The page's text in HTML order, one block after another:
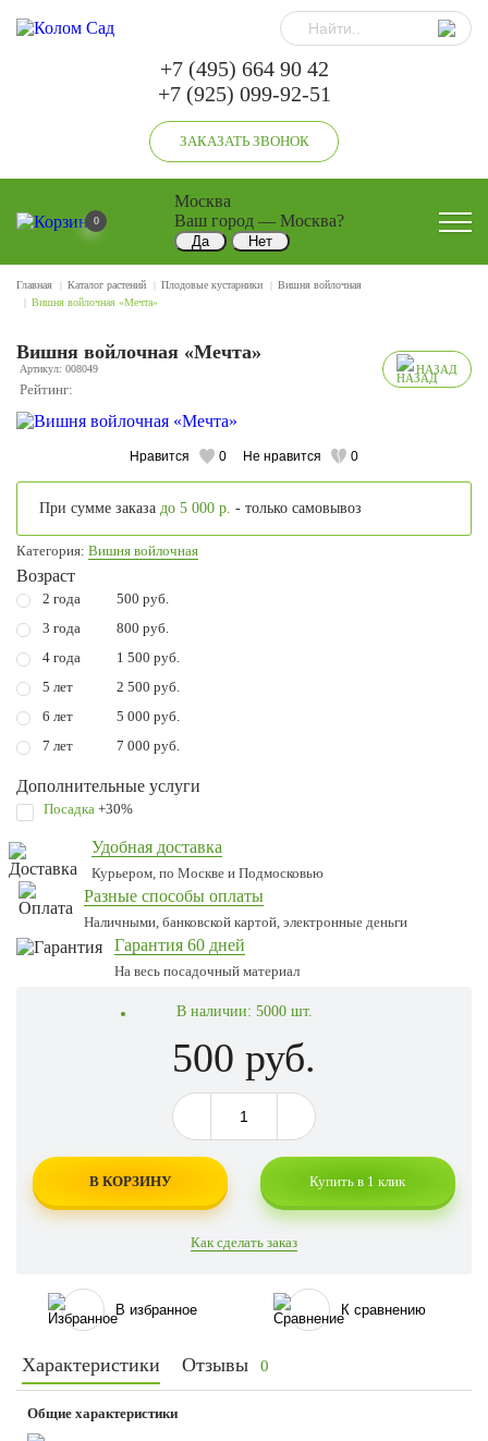
+7 (495) 664 90 42
+7 (925) 099-92-51
ЗАКАЗАТЬ ЗВОНОК
0
Москва
Ваш город — Москва?
Главная Каталог растений Плодовые кустарники
Вишня войлочная
Вишня войлочная «Мечта»
Вишня войлочная «Мечта»
Артикул: 008049
Рейтинг:
НАЗАД
Нравится 0 Не нравится 0
При сумме заказа до 5 000 р. - только самовывоз
Категория: Вишня войлочная
Возраст
2 года
500 руб.
3 года
800 руб.
4 года
1 500 руб.
5 лет
2 500 руб.
6 лет
5 000 руб.
7 лет
7 000 руб.
Дополнительные услуги
Посадка +30%
Удобная доставка
Курьером, по Москве и Подмосковью
Разные способы оплаты
Наличными, банковской картой, электронные деньги
Гарантия 60 дней
На весь посадочный материал
В наличии: 5000 шт.
500 руб.
В КОРЗИНУ Купить в 1 клик
Как сделать заказ
В избранное К сравнению
Характеристики Отзывы 0
Общие характеристики